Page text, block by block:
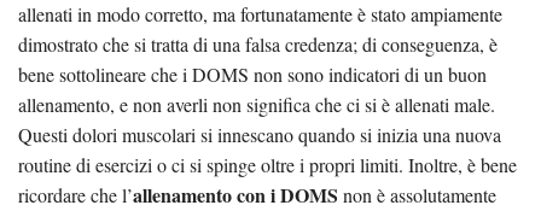
allenati in modo corretto, ma fortunatamente è stato ampiamente
dimostrato che si tratta di una falsa credenza; di conseguenza, è
bene sottolineare che i DOMS non sono indicatori di un buon
allenamento, e non averli non significa che ci si è allenati male.
Questi dolori muscolari si innescano quando si inizia una nuova
routine di esercizi o ci si spinge oltre i propri limiti. Inoltre, è bene
ricordare che l’allenamento con i DOMS non è assolutamente